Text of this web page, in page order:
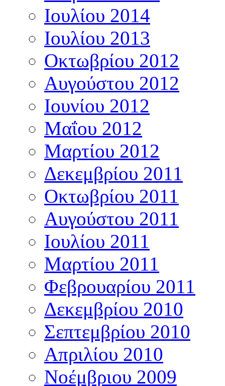
Ιουλίου 2014
Ιουλίου 2013
Οκτωβρίου 2012
Αυγούστου 2012
Ιουνίου 2012
Μαΐου 2012
Μαρτίου 2012
Δεκεμβρίου 2011
Οκτωβρίου 2011
Αυγούστου 2011
Ιουλίου 2011
Μαρτίου 2011
Φεβρουαρίου 2011
Δεκεμβρίου 2010
Σεπτεμβρίου 2010
Απριλίου 2010
Νοέμβριου 2009